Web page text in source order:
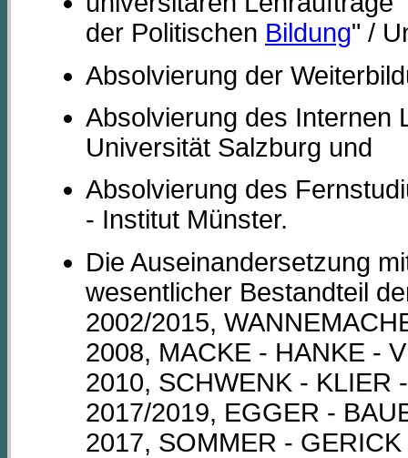
der Politischen Bildung" /
Absolvierung der
Absolvierung des Internen
Universität Salzburg und
Absolvierung des
- Institut Münster.
Die Auseinandersetzung
wesentlicher Bestandteil
2002/2015,
2008, MACKE - HANKE -
2010, SCHWENK - KLIER
2017/2019, EGGER -
2017, SOMMER -